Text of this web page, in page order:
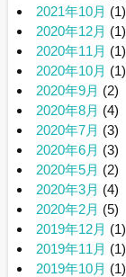
2021年10月 (1)
2020年12月 (1)
2020年11月 (1)
2020年10月 (1)
2020年9月 (2)
2020年8月 (4)
2020年7月 (3)
2020年6月 (3)
2020年5月 (2)
2020年3月 (4)
2020年2月 (5)
2019年12月 (1)
2019年11月 (1)
2019年10月 (1)